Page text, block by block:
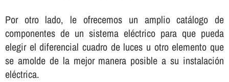
Por otro lado, le ofrecemos un amplio catálogo de
componentes de un sistema eléctrico para que pueda
elegir el diferencial cuadro de luces u otro elemento que
se amolde de la mejor manera posible a su instalación
eléctrica.